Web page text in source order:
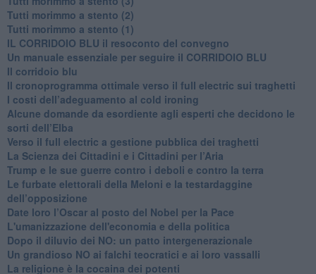
Tutti morimmo a stento (2)
​Tutti morimmo a stento (1)
IL CORRIDOIO BLU il resoconto del convegno
Un manuale essenziale per seguire il CORRIDOIO BLU
Il corridoio blu
​Il cronoprogramma ottimale verso il full electric sui traghetti
​I costi dell’adeguamento al cold ironing
Alcune domande da esordiente agli esperti che decidono le
sorti dell’Elba
Verso il full electric a gestione pubblica dei traghetti​
​La Scienza dei Cittadini e i Cittadini per l’Aria
Trump e le sue guerre contro i deboli e contro la terra
​Le furbate elettorali della Meloni e la testardaggine
dell’opposizione
​Date loro l’Oscar al posto del Nobel per la Pace
L'umanizzazione dell'economia e della politica
​Dopo il diluvio dei NO: un patto intergenerazionale
​Un grandioso NO ai falchi teocratici e ai loro vassalli
La religione è la cocaina dei potenti